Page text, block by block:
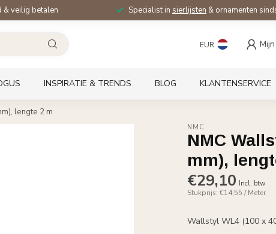
& veilig betalen Specialist in sierlijsten & ornamenten
EUR
INSPIRATIE & TRENDS BLOG KLANTENSERVICE
lengte 2 m
NMC
NMC
mm),
€29,10 Incl. btw
Stukprijs: €14,55 / Meter
Wallstyl WL4 (100 x